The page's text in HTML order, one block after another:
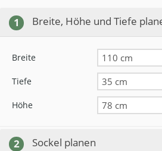
1 Breite, Höhe und Tiefe
Breite
Tiefe
Höhe
2 Sockel planen